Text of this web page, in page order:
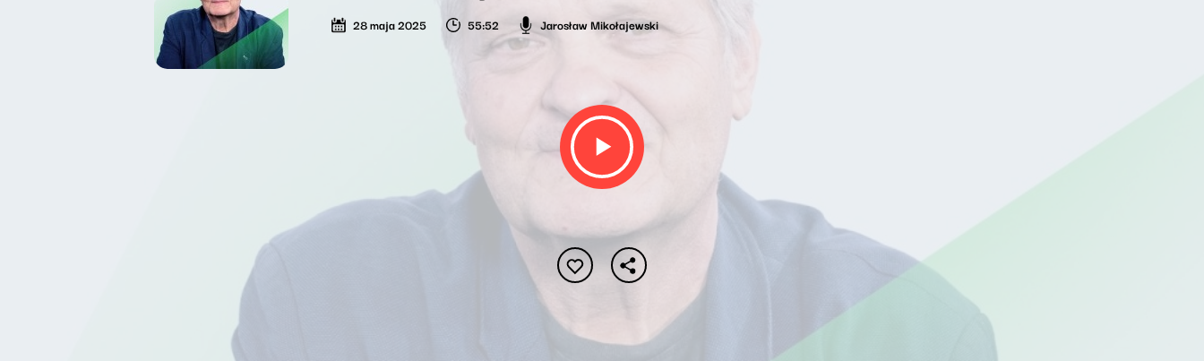
28 maja 2025 55:52 Jarosław Mikołajewski